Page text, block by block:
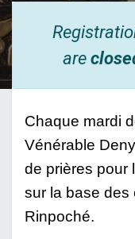
are
Chaque mardi
Vénérable
de prières pour
sur la base des
Rinpoché.